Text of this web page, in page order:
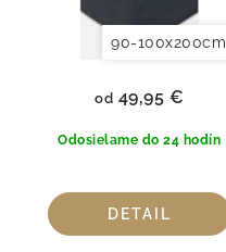
90-100x200cm
Odosielame do 24 hodín
od 49,95 €
DETAIL